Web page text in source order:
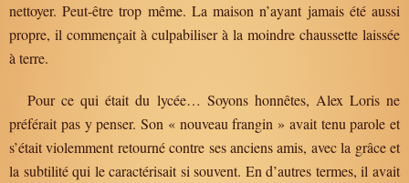
nettoyer. Peut-être trop même. La maison n’ayant jamais été aussi
propre, il commençait à culpabiliser à la moindre chaussette laissée
à terre.
Pour ce qui était du lycée… Soyons honnêtes, Alex Loris ne
préférait pas y penser. Son « nouveau frangin » avait tenu parole et
s’était violemment retourné contre ses anciens amis, avec la grâce et
la subtilité qui le caractérisait si souvent. En d’autres termes, il avait